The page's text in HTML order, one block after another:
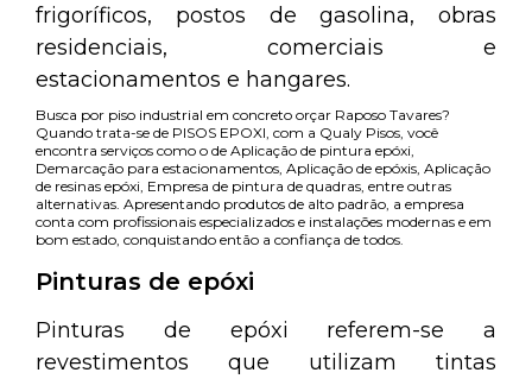
frigoríficos, postos de gasolina, obras
residenciais, comerciais e
estacionamentos e hangares.
Busca por piso industrial em concreto orçar Raposo Tavares?
Quando trata-se de PISOS EPOXI, com a Qualy Pisos, você
encontra serviços como o de Aplicação de pintura epóxi,
Demarcação para estacionamentos, Aplicação de epóxis, Aplicação
de resinas epóxi, Empresa de pintura de quadras, entre outras
alternativas. Apresentando produtos de alto padrão, a empresa
conta com profissionais especializados e instalações modernas e em
bom estado, conquistando então a confiança de todos.
Pinturas de epóxi
Pinturas de epóxi referem-se a
revestimentos que utilizam tintas